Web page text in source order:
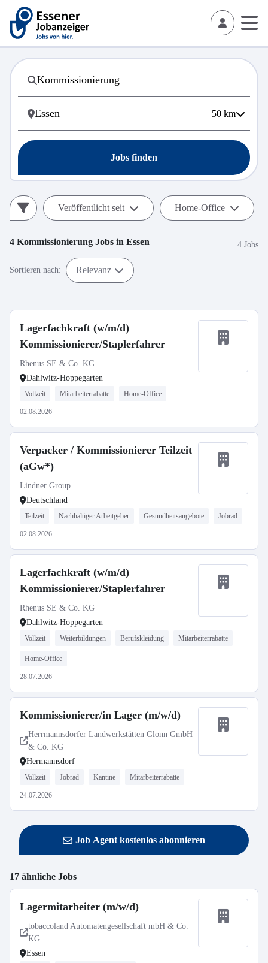
50 km
Jobs finden
Veröffentlicht seit Home-Office
4 Kommissionierung Jobs in Essen 4 Jobs
Sortieren nach: Relevanz
Lagerfachkraft (w/m/d)
Kommissionierer/Staplerfahrer
Rhenus SE & Co. KG
Dahlwitz-Hoppegarten
Vollzeit Mitarbeiterrabatte Home-Office
02.08.2026
Verpacker / Kommissionierer Teilzeit
(aGw*)
Lindner Group
Deutschland
Teilzeit Nachhaltiger Arbeitgeber Gesundheitsangebote Jobrad
02.08.2026
Lagerfachkraft (w/m/d)
Kommissionierer/Staplerfahrer
Rhenus SE & Co. KG
Dahlwitz-Hoppegarten
Vollzeit Weiterbildungen Berufskleidung Mitarbeiterrabatte
Home-Office
28.07.2026
Kommissionierer/in Lager (m/w/d)
Herrmannsdorfer Landwerkstätten Glonn GmbH
& Co. KG
Hermannsdorf
Vollzeit Jobrad Kantine Mitarbeiterrabatte
24.07.2026
Job Agent kostenlos abonnieren
17 ähnliche Jobs
Lagermitarbeiter (m/w/d)
tobaccoland Automatengesellschaft mbH & Co.
KG
Essen